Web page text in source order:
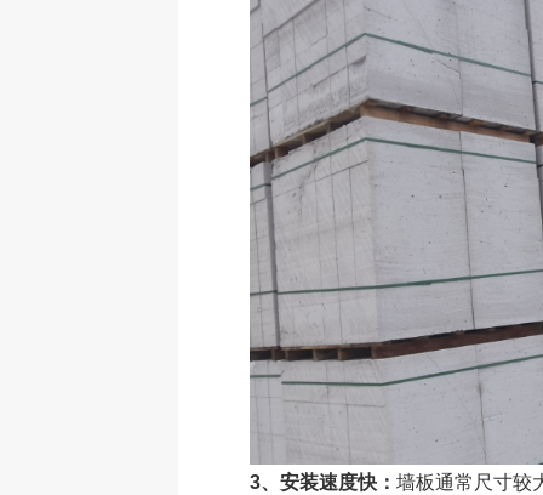
3、安装速度快：墙板通常尺寸较